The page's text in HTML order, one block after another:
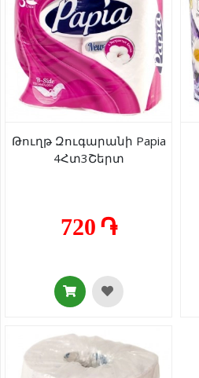
Թուղթ Զուգարանի Papia
4Հտ3Շերտ
720 ֏